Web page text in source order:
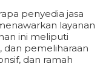
penyedia jasa
layanan
ini meliputi
dan pemeliharaan
dan ramah